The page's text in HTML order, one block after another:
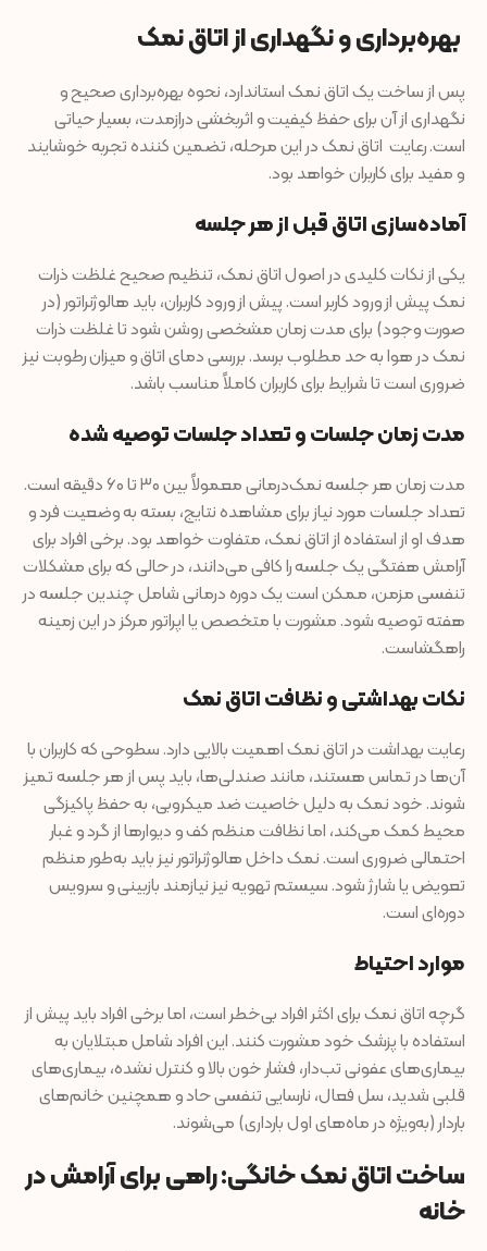
بهره‌برداری و نگهداری از اتاق نمک
پس از ساخت یک اتاق نمک استاندارد، نحوه بهره‌برداری صحیح و
نگهداری از آن برای حفظ کیفیت و اثربخشی درازمدت، بسیار حیاتی
است. رعایت اتاق نمک در این مرحله، تضمین کننده تجربه خوشایند
و مفید برای کاربران خواهد بود.
آماده‌سازی اتاق قبل از هر جلسه
یکی از نکات کلیدی در اصول اتاق نمک، تنظیم صحیح غلظت ذرات
نمک پیش از ورود کاربر است. پیش از ورود کاربران، باید هالوژنراتور (در
صورت وجود) برای مدت زمان مشخصی روشن شود تا غلظت ذرات
نمک در هوا به حد مطلوب برسد. بررسی دمای اتاق و میزان رطوبت نیز
ضروری است تا شرایط برای کاربران کاملاً مناسب باشد.
مدت زمان جلسات و تعداد جلسات توصیه شده
مدت زمان هر جلسه نمک‌درمانی معمولاً بین ۳۰ تا ۶۰ دقیقه است.
تعداد جلسات مورد نیاز برای مشاهده نتایج، بسته به وضعیت فرد و
هدف او از استفاده از اتاق نمک، متفاوت خواهد بود. برخی افراد برای
آرامش هفتگی یک جلسه را کافی می‌دانند، در حالی که برای مشکلات
تنفسی مزمن، ممکن است یک دوره درمانی شامل چندین جلسه در
هفته توصیه شود. مشورت با متخصص یا اپراتور مرکز در این زمینه
راهگشاست.
نکات بهداشتی و نظافت اتاق نمک
رعایت بهداشت در اتاق نمک اهمیت بالایی دارد. سطوحی که کاربران با
آن‌ها در تماس هستند، مانند صندلی‌ها، باید پس از هر جلسه تمیز
شوند. خود نمک به دلیل خاصیت ضد میکروبی، به حفظ پاکیزگی
محیط کمک می‌کند، اما نظافت منظم کف و دیوارها از گرد و غبار
احتمالی ضروری است. نمک داخل هالوژنراتور نیز باید به‌طور منظم
تعویض یا شارژ شود. سیستم تهویه نیز نیازمند بازبینی و سرویس
دوره‌ای است.
موارد احتیاط
گرچه اتاق نمک برای اکثر افراد بی‌خطر است، اما برخی افراد باید پیش از
استفاده با پزشک خود مشورت کنند. این افراد شامل مبتلایان به
بیماری‌های عفونی تب‌دار، فشار خون بالا و کنترل نشده، بیماری‌های
قلبی شدید، سل فعال، نارسایی تنفسی حاد و همچنین خانم‌های
باردار (به‌ویژه در ماه‌های اول بارداری) می‌شوند.
ساخت اتاق نمک خانگی: راهی برای آرامش در
خانه